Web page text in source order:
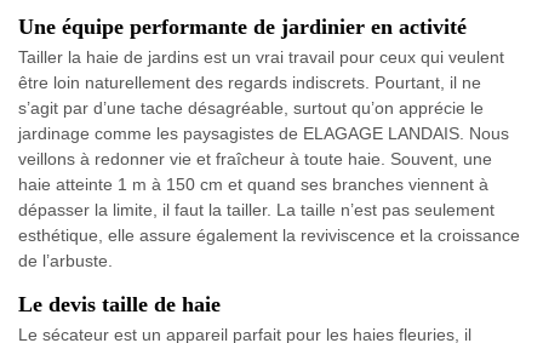
Une équipe performante de jardinier en activité
Tailler la haie de jardins est un vrai travail pour ceux qui veulent
être loin naturellement des regards indiscrets. Pourtant, il ne
s’agit par d’une tache désagréable, surtout qu’on apprécie le
jardinage comme les paysagistes de ELAGAGE LANDAIS. Nous
veillons à redonner vie et fraîcheur à toute haie. Souvent, une
haie atteinte 1 m à 150 cm et quand ses branches viennent à
dépasser la limite, il faut la tailler. La taille n’est pas seulement
esthétique, elle assure également la reviviscence et la croissance
de l’arbuste.
Le devis taille de haie
Le sécateur est un appareil parfait pour les haies fleuries, il